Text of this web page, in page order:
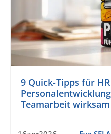
9 Quick-Tipps für
Teamarbeit